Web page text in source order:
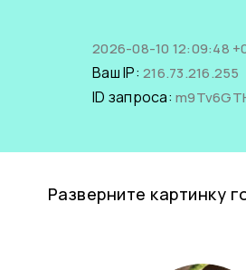
2026-08-10 12:09:48
Ваш IP: 216.73.216.255
ID запроса:
Разверните картинку